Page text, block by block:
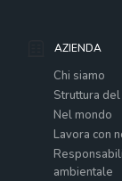
AZIENDA
Chi siamo
Struttura
Nel mondo
Lavora con
ambientale